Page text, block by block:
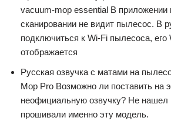
vacuum-mop essential В приложении
сканировании не видит пылесос. В
подключиться к Wi-Fi пылесоса, его
отображается
Русская озвучка с матами на
Mop Pro Возможно ли поставить на
неофициальную озвучку? Не нашел
прошивали именно эту модель.